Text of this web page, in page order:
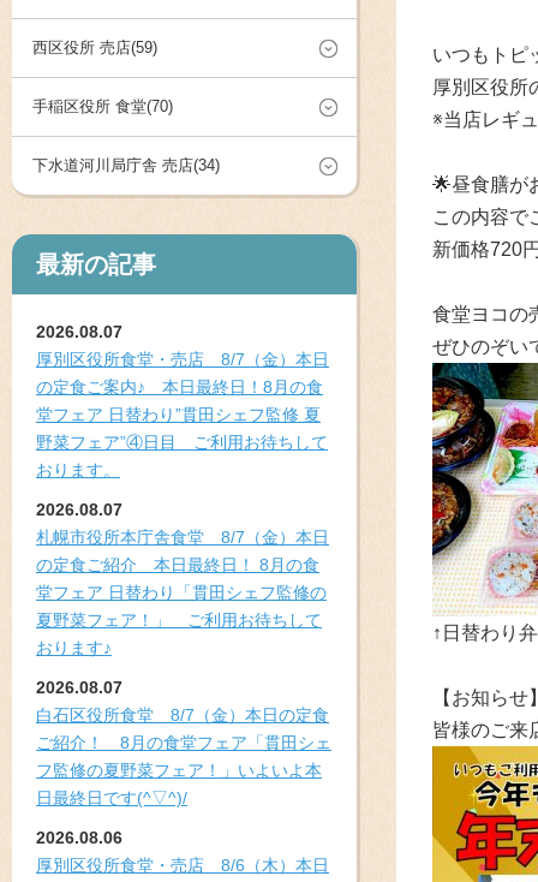
西区役所 売店(59)
手稲区役所 食堂(70)
下水道河川局庁舎 売店(34)
最新の記事
2026.08.07
厚別区役所食堂・売店 8/7（金）本日
の定食ご案内♪ 本日最終日！8月の食
堂フェア 日替わり”貫田シェフ監修 夏
野菜フェア”④日目 ご利用お待ちして
おります。
2026.08.07
札幌市役所本庁舎食堂 8/7（金）本日
の定食ご紹介 本日最終日！ 8月の食
堂フェア 日替わり「貫田シェフ監修の
夏野菜フェア！」 ご利用お待ちして
おります♪
2026.08.07
白石区役所食堂 8/7（金）本日の定食
ご紹介！ 8月の食堂フェア「貫田シェ
フ監修の夏野菜フェア！」いよいよ本
日最終日です(^▽^)/
2026.08.06
厚別区役所食堂・売店 8/6（木）本日
いつもトピ
厚別区役所
※当店レギ
🌟昼食膳が
この内容で
新価格720
食堂ヨコの
ぜひのぞい
↑日替わり
【お知ら
皆様のご来